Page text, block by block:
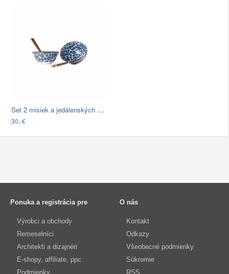
Set 2 misiek a jedálenských paličiek…
30,-€
Ponuka a registrácia pre
Výrobci a obchody
Remeselníci
Architekti a dizajnéri
E-shopy, affiliate, ppc
Podmienky
O nás
Kontakt
Odkazy
Všeobecné podmienky
Súkromie
RSS